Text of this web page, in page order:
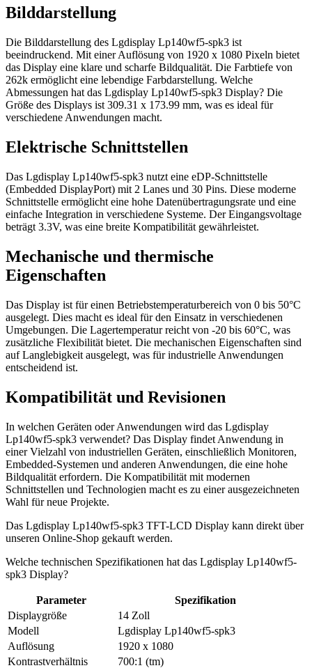
Bilddarstellung
Die Bilddarstellung des Lgdisplay Lp140wf5-spk3 ist
beeindruckend. Mit einer Auflösung von 1920 x 1080 Pixeln bietet
das Display eine klare und scharfe Bildqualität. Die Farbtiefe von
262k ermöglicht eine lebendige Farbdarstellung. Welche
Abmessungen hat das Lgdisplay Lp140wf5-spk3 Display? Die
Größe des Displays ist 309.31 x 173.99 mm, was es ideal für
verschiedene Anwendungen macht.
Elektrische Schnittstellen
Das Lgdisplay Lp140wf5-spk3 nutzt eine eDP-Schnittstelle
(Embedded DisplayPort) mit 2 Lanes und 30 Pins. Diese moderne
Schnittstelle ermöglicht eine hohe Datenübertragungsrate und eine
einfache Integration in verschiedene Systeme. Der Eingangsvoltage
beträgt 3.3V, was eine breite Kompatibilität gewährleistet.
Mechanische und thermische
Eigenschaften
Das Display ist für einen Betriebstemperaturbereich von 0 bis 50°C
ausgelegt. Dies macht es ideal für den Einsatz in verschiedenen
Umgebungen. Die Lagertemperatur reicht von -20 bis 60°C, was
zusätzliche Flexibilität bietet. Die mechanischen Eigenschaften sind
auf Langlebigkeit ausgelegt, was für industrielle Anwendungen
entscheidend ist.
Kompatibilität und Revisionen
In welchen Geräten oder Anwendungen wird das Lgdisplay
Lp140wf5-spk3 verwendet? Das Display findet Anwendung in
einer Vielzahl von industriellen Geräten, einschließlich Monitoren,
Embedded-Systemen und anderen Anwendungen, die eine hohe
Bildqualität erfordern. Die Kompatibilität mit modernen
Schnittstellen und Technologien macht es zu einer ausgezeichneten
Wahl für neue Projekte.
Das Lgdisplay Lp140wf5-spk3 TFT-LCD Display kann direkt über
unseren Online-Shop gekauft werden.
Welche technischen Spezifikationen hat das Lgdisplay Lp140wf5-
spk3 Display?
Parameter
Spezifikation
Displaygröße
14 Zoll
Modell
Lgdisplay Lp140wf5-spk3
Auflösung
1920 x 1080
Kontrastverhältnis
700:1 (tm)